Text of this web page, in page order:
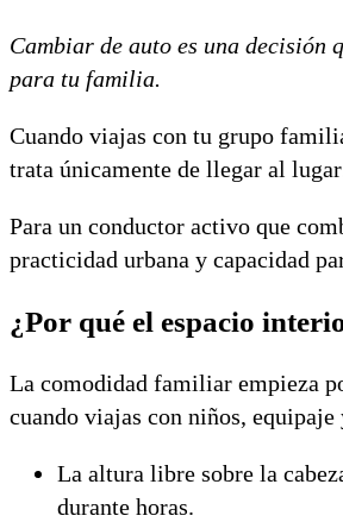
Cambiar de auto es una decisión
para tu familia.
Cuando viajas con tu grupo
trata únicamente de llegar al
Para un conductor activo que
practicidad urbana y capacidad
¿Por qué el espacio
La comodidad familiar empieza
cuando viajas con niños,
La altura libre sobre la
durante horas.